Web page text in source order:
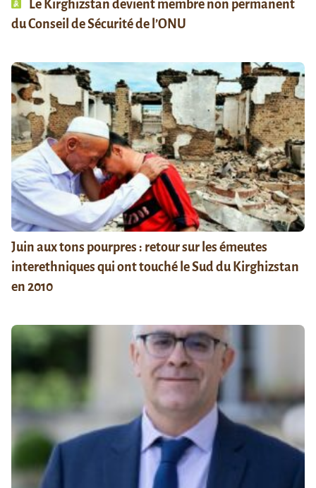
Le Kirghizstan devient membre non permanent
du Conseil de Sécurité de l’ONU
Juin aux tons pourpres : retour sur les émeutes
interethniques qui ont touché le Sud du Kirghizstan
en 2010